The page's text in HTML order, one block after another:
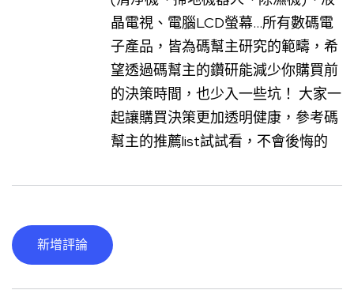
晶電視、電腦LCD螢幕...所有數碼電
子產品，皆為碼幫主研究的範疇，希
望透過碼幫主的鑽研能減少你購買前
的決策時間，也少入一些坑！ 大家一
起讓購買決策更加透明健康，參考碼
幫主的推薦list試試看，不會後悔的
新增評論